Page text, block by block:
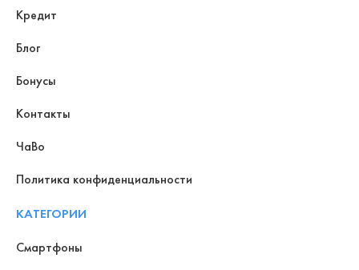
Кредит
Блог
Бонусы
Контакты
ЧаВо
Политика конфиденциальности
КАТЕГОРИИ
Смартфоны